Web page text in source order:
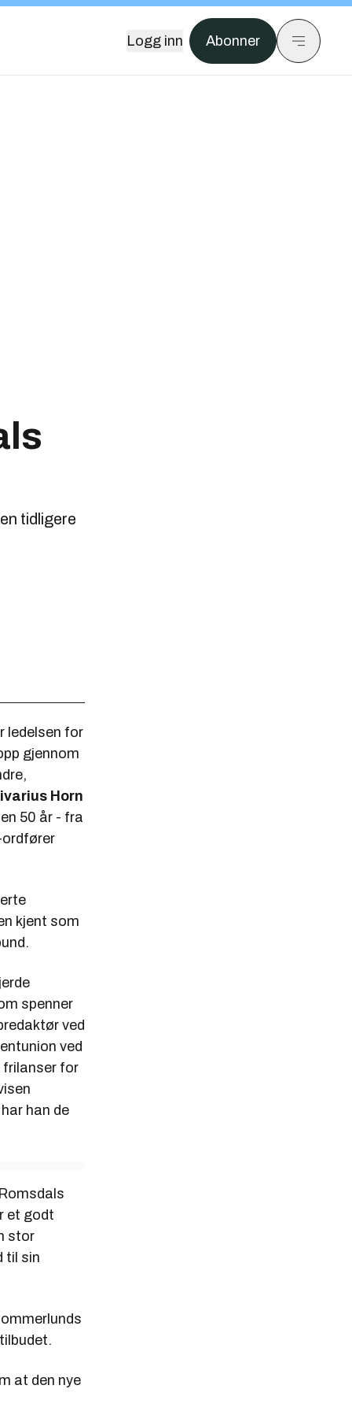
Logg inn Abonner
tidligere
ledelsen for
gjennom
Horn
50 år - fra
ordfører
kjent som
spenner
ved
ved
frilanser for
han de
et godt
stor
til sin
at den nye